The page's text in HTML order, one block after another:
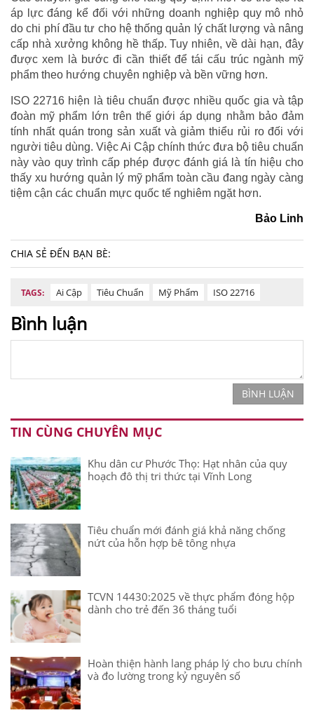
áp lực đáng kể đối với những doanh nghiệp quy mô nhỏ
do chi phí đầu tư cho hệ thống quản lý chất lượng và nâng
cấp nhà xưởng không hề thấp. Tuy nhiên, về dài hạn, đây
được xem là bước đi cần thiết để tái cấu trúc ngành mỹ
phẩm theo hướng chuyên nghiệp và bền vững hơn.
ISO 22716 hiện là tiêu chuẩn được nhiều quốc gia và tập
đoàn mỹ phẩm lớn trên thế giới áp dụng nhằm bảo đảm
tính nhất quán trong sản xuất và giảm thiểu rủi ro đối với
người tiêu dùng. Việc Ai Cập chính thức đưa bộ tiêu chuẩn
này vào quy trình cấp phép được đánh giá là tín hiệu cho
thấy xu hướng quản lý mỹ phẩm toàn cầu đang ngày càng
tiệm cận các chuẩn mực quốc tế nghiêm ngặt hơn.
Bảo Linh
CHIA SẺ ĐẾN BẠN BÈ:
TAGS: Ai Cập Tiêu Chuẩn Mỹ Phẩm ISO 22716
Bình luận
BÌNH LUẬN
TIN CÙNG CHUYÊN MỤC
Khu dân cư Phước Thọ: Hạt nhân của quy
hoạch đô thị tri thức tại Vĩnh Long
Tiêu chuẩn mới đánh giá khả năng chống
nứt của hỗn hợp bê tông nhựa
TCVN 14430:2025 về thực phẩm đóng hộp
dành cho trẻ đến 36 tháng tuổi
Hoàn thiện hành lang pháp lý cho bưu chính
và đo lường trong kỷ nguyên số